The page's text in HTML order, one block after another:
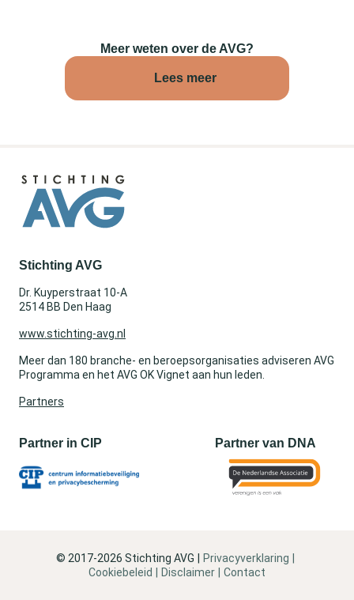
Meer weten over de AVG?
Lees meer
Stichting AVG
Dr. Kuyperstraat 10-A
2514 BB Den Haag
www.stichting-avg.nl
Meer dan 180 branche- en beroepsorganisaties adviseren AVG
Programma en het AVG OK Vignet aan hun leden.
Partners
Partner in CIP Partner van DNA
© 2017-2026 Stichting AVG
Privacyverklaring
Cookiebeleid
Disclaimer Contact